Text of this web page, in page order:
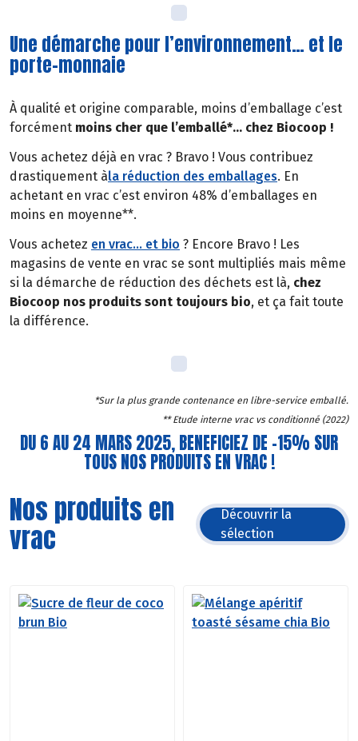
Une démarche pour l’environnement… et le
porte-monnaie
À qualité et origine comparable, moins d’emballage c’est
forcément moins cher que l’emballé*… chez Biocoop !
Vous achetez déjà en vrac ? Bravo ! Vous contribuez
drastiquement àla réduction des emballages. En
achetant en vrac c’est environ 48% d’emballages en
moins en moyenne**.
Vous achetez en vrac… et bio ? Encore Bravo ! Les
magasins de vente en vrac se sont multipliés mais même
si la démarche de réduction des déchets est là, chez
Biocoop nos produits sont toujours bio, et ça fait toute
la différence.
*Sur la plus grande contenance en libre-service emballé.
** Etude interne vrac vs conditionné (2022)
DU 6 AU 24 MARS 2025, BENEFICIEZ DE -15% SUR
TOUS NOS PRODUITS EN VRAC !
Nos produits en
vrac
Découvrir la
sélection